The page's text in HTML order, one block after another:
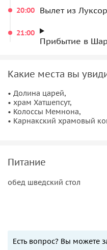
20:00 Вылет из
21:00
Прибытие в
Какие места вы
• Долина царей,
• храм Хатшепсут,
• Колоссы Мемнона,
• Карнакский храмовый
Питание
обед шведский стол
Есть вопрос? Вы можете